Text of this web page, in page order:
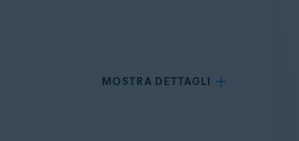
MOSTRA DETTAGLI